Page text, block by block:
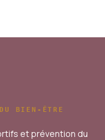
BIEN-ÊTRE
et prévention du